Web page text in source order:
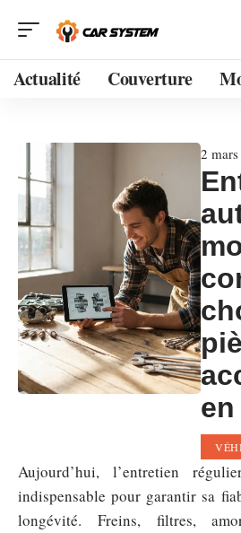
Actualité Couverture
2
Aujourd’hui, l’entretien
indispensable pour garantir sa
longévité. Freins, filtres,